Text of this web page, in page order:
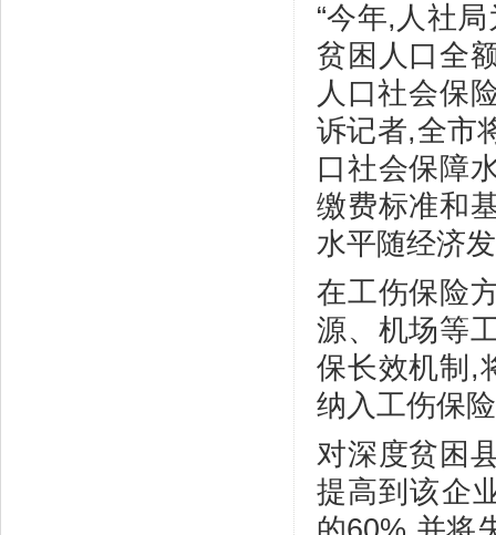
“今年,人社
贫困人口全
人口社会保
诉记者,全市
口社会保障
缴费标准和
水平随经济
在工伤保险
源、机场等
保长效机制,
纳入工伤保
对深度贫困
提高到该企